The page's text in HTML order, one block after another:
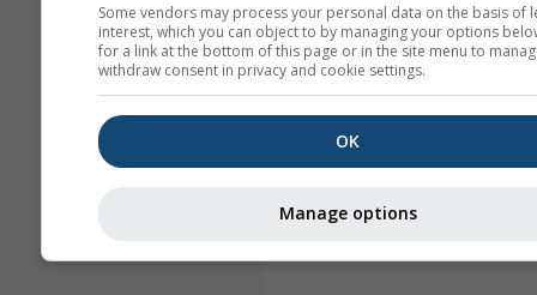
Some vendors may process your personal data on the basis of
interest, which you can object to by managing your options
for a link at the bottom of this page or in the site menu to
withdraw consent in privacy and cookie settings.
OK
Manage options